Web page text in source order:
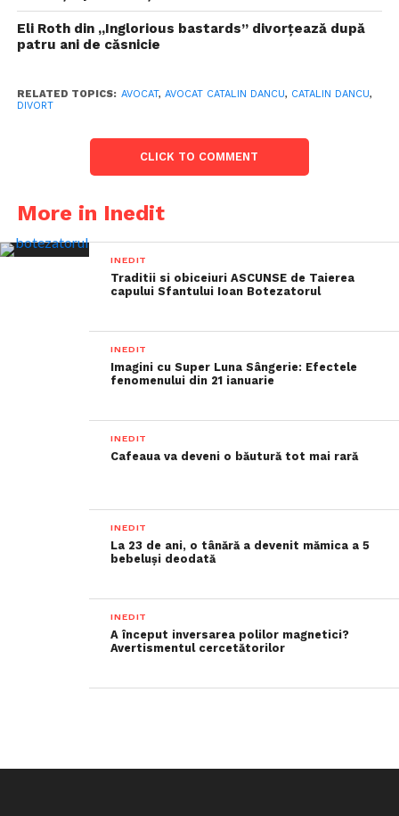
Eli Roth din „Inglorious bastards” divorțează după
patru ani de căsnicie
RELATED TOPICS: AVOCAT, AVOCAT CATALIN DANCU, CATALIN DANCU,
DIVORT
CLICK TO COMMENT
More in Inedit
INEDIT
Traditii si obiceiuri ASCUNSE de Taierea
capului Sfantului Ioan Botezatorul
INEDIT
Imagini cu Super Luna Sângerie: Efectele
fenomenului din 21 ianuarie
INEDIT
Cafeaua va deveni o băutură tot mai rară
INEDIT
La 23 de ani, o tânără a devenit mămica a 5
bebeluși deodată
INEDIT
A început inversarea polilor magnetici?
Avertismentul cercetătorilor